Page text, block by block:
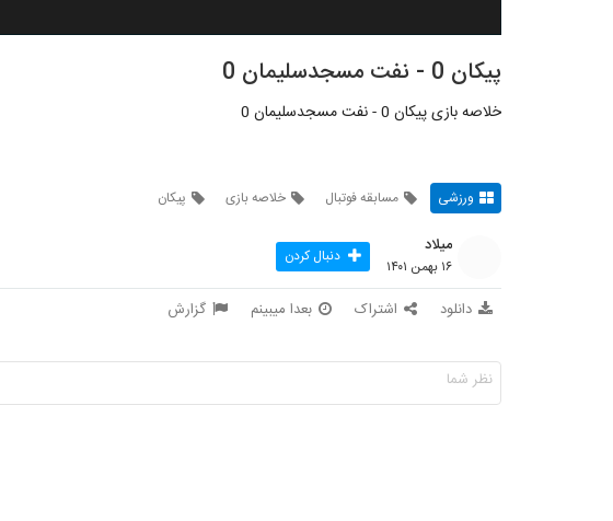
پیکان 0 - نفت مسجدسلیمان 0
خلاصه بازی پیکان 0 - نفت مسجدسلیمان 0
ورزشی مسابقه فوتبال خلاصه بازی پیکان
میلاد
۱۶ بهمن ۱۴۰۱ دنبال کردن
دانلود اشتراک بعدا میبینم گزارش